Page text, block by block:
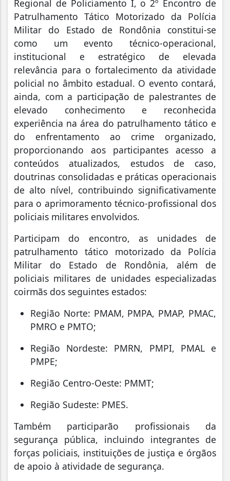
Regional de Policiamento I, o 2º Encontro de
Patrulhamento Tático Motorizado da Polícia
Militar do Estado de Rondônia constitui-se
como um evento técnico-operacional,
institucional e estratégico de elevada
relevância para o fortalecimento da atividade
policial no âmbito estadual. O evento contará,
ainda, com a participação de palestrantes de
elevado conhecimento e reconhecida
experiência na área do patrulhamento tático e
do enfrentamento ao crime organizado,
proporcionando aos participantes acesso a
conteúdos atualizados, estudos de caso,
doutrinas consolidadas e práticas operacionais
de alto nível, contribuindo significativamente
para o aprimoramento técnico-profissional dos
policiais militares envolvidos.
Participam do encontro, as unidades de
patrulhamento tático motorizado da Polícia
Militar do Estado de Rondônia, além de
policiais militares de unidades especializadas
coirmãs dos seguintes estados:
Região Norte: PMAM, PMPA, PMAP, PMAC,
PMRO e PMTO;
Região Nordeste: PMRN, PMPI, PMAL e
PMPE;
Região Centro-Oeste: PMMT;
Região Sudeste: PMES.
Também participarão profissionais da
segurança pública, incluindo integrantes de
forças policiais, instituições de justiça e órgãos
de apoio à atividade de segurança.